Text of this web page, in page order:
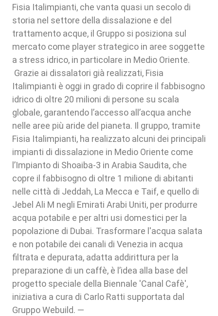
Fisia Italimpianti, che vanta quasi un secolo di
storia nel settore della dissalazione e del
trattamento acque, il Gruppo si posiziona sul
mercato come player strategico in aree soggette
a stress idrico, in particolare in Medio Oriente.
Grazie ai dissalatori già realizzati, Fisia
Italimpianti è oggi in grado di coprire il fabbisogno
idrico di oltre 20 milioni di persone su scala
globale, garantendo l’accesso all’acqua anche
nelle aree più aride del pianeta. Il gruppo, tramite
Fisia Italimpianti, ha realizzato alcuni dei principali
impianti di dissalazione in Medio Oriente come
l’Impianto di Shoaiba-3 in Arabia Saudita, che
copre il fabbisogno di oltre 1 milione di abitanti
nelle città di Jeddah, La Mecca e Taif, e quello di
Jebel Ali M negli Emirati Arabi Uniti, per produrre
acqua potabile e per altri usi domestici per la
popolazione di Dubai. Trasformare l'acqua salata
e non potabile dei canali di Venezia in acqua
filtrata e depurata, adatta addirittura per la
preparazione di un caffè, è l’idea alla base del
progetto speciale della Biennale 'Canal Cafè',
iniziativa a cura di Carlo Ratti supportata dal
Gruppo Webuild. —